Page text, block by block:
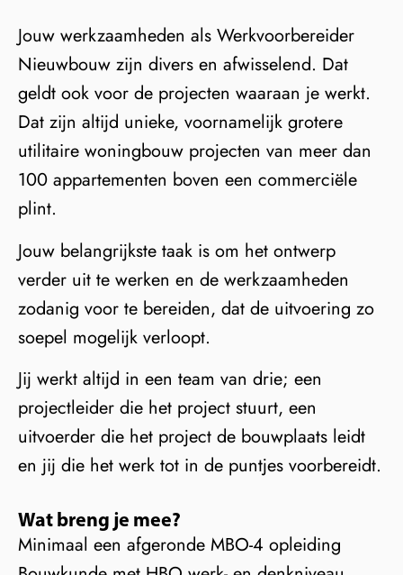
Jouw werkzaamheden als Werkvoorbereider
Nieuwbouw zijn divers en afwisselend. Dat
geldt ook voor de projecten waaraan je werkt.
Dat zijn altijd unieke, voornamelijk grotere
utilitaire woningbouw projecten van meer dan
100 appartementen boven een commerciële
plint.
Jouw belangrijkste taak is om het ontwerp
verder uit te werken en de werkzaamheden
zodanig voor te bereiden, dat de uitvoering zo
soepel mogelijk verloopt.
Jij werkt altijd in een team van drie; een
projectleider die het project stuurt, een
uitvoerder die het project de bouwplaats leidt
en jij die het werk tot in de puntjes voorbereidt.
Wat breng je mee?
Minimaal een afgeronde MBO-4 opleiding